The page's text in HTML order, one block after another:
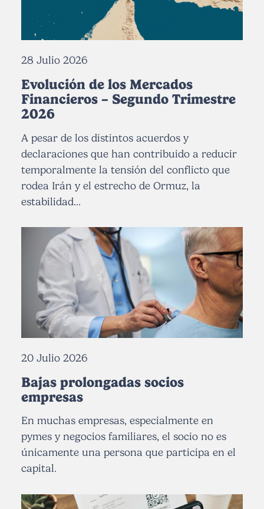
28 Julio 2026
Evolución de los Mercados
Financieros – Segundo Trimestre
2026
A pesar de los distintos acuerdos y
declaraciones que han contribuido a reducir
temporalmente la tensión del conflicto que
rodea Irán y el estrecho de Ormuz, la
estabilidad...
20 Julio 2026
Bajas prolongadas socios
empresas
En muchas empresas, especialmente en
pymes y negocios familiares, el socio no es
únicamente una persona que participa en el
capital.